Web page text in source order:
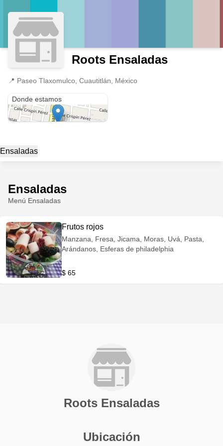
Roots Ensaladas
📍 Paseo Tlaxomulco, Cuautitlán, México
Donde estamos
Ensaladas
Ensaladas
Menú Ensaladas
Frutos rojos
Manzana, Fresa, Jicama, Moras, Uvá, Pasta,
Arándanos, Esferas de philadelphia
$ 65
Roots Ensaladas
Ubicación